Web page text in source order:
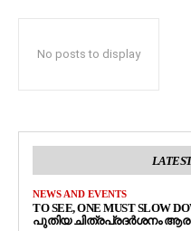
No posts to display
NEWS AND EVENTS
TO SEE, ONE MUST
പുതിയ ചിത്രപ്രദർശനം